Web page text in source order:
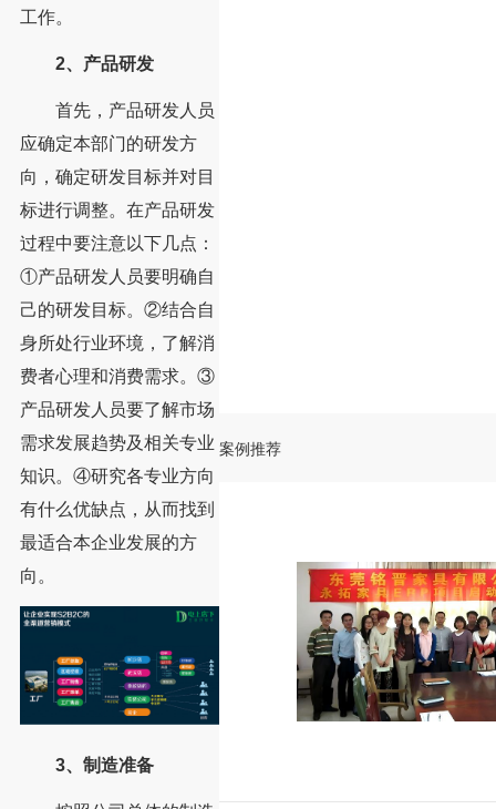
工作。
2、产品研发
首先，产品研发人员
应确定本部门的研发方
向，确定研发目标并对目
标进行调整。在产品研发
过程中要注意以下几点：
①产品研发人员要明确自
己的研发目标。②结合自
身所处行业环境，了解消
费者心理和消费需求。③
产品研发人员要了解市场
需求发展趋势及相关专业
知识。④研究各专业方向
有什么优缺点，从而找到
最适合本企业发展的方
向。
3、制造准备
案例推荐